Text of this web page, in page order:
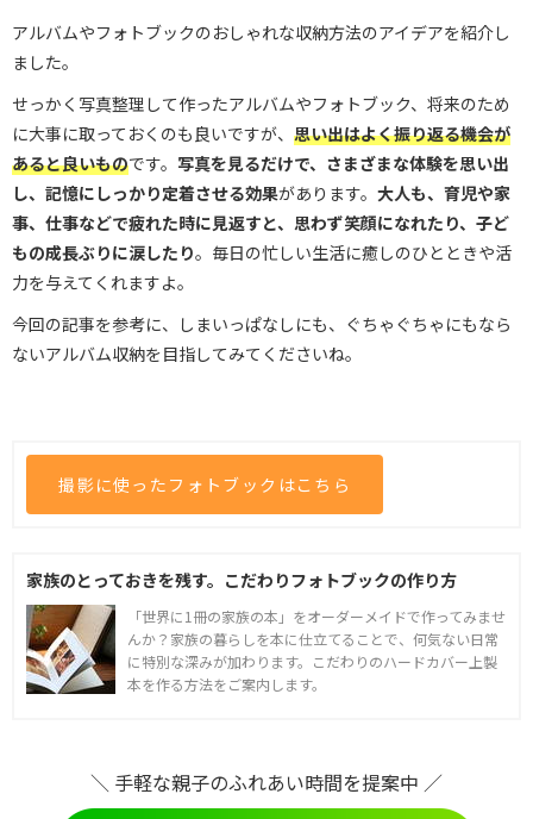
アルバムやフォトブックのおしゃれな収納方法のアイデアを紹介し
ました。
せっかく写真整理して作ったアルバムやフォトブック、将来のため
に大事に取っておくのも良いですが、 思い出はよく振り返る機会が
あると良いものです。 写真を見るだけで、さまざまな体験を思い出
し、記憶にしっかり定着させる効果があります。 大人も、育児や家
事、仕事などで疲れた時に見返すと、思わず笑顔になれたり、子ど
もの成長ぶりに涙した り。毎日の忙しい生活に癒しのひとときや活
力を与えてくれますよ。
今回の記事を参考に、しまいっぱなしにも、ぐちゃぐちゃにもなら
ないアルバム収納を目指してみてくださいね。
撮影に使ったフォトブックはこちら
家族のとっておきを残す。こだわりフォトブックの作り方
「世界に1冊の家族の本」をオーダーメイドで作ってみませ
んか？家族の暮らしを本に仕立てることで、何気ない日常
に特別な深みが加わります。こだわりのハードカバー上製
本を作る方法をご案内します。
＼ 手軽な親子のふれあい時間を提案中 ／